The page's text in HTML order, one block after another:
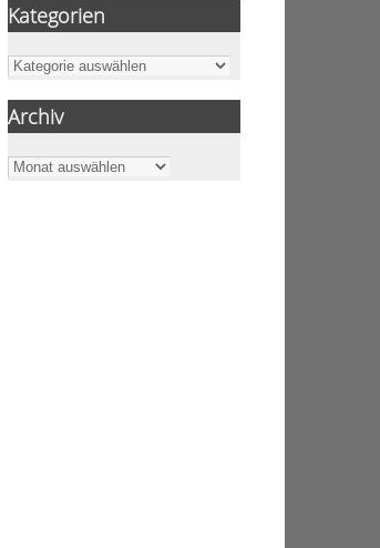
Kategorien
Kategorien
Archiv
Archiv